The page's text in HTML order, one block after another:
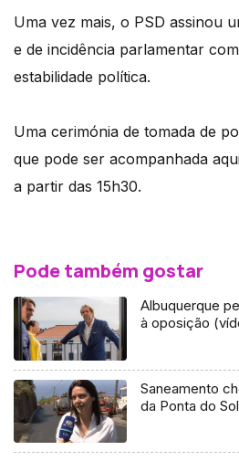
Uma vez mais, o PSD assinou
e de incidência parlamentar
estabilidade política.
Uma cerimónia de tomada de
que pode ser acompanhada
a partir das 15h30.
Pode também gostar
Albuquerque
à oposição
Saneamento
da Ponta do